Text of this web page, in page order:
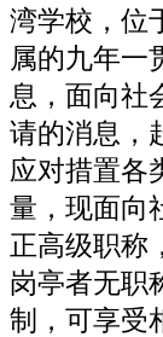
湾学校，位
属的九年一
息，面向社
请的消息，
应对措置各
量，现面向
正高级职称
岗亭者无职
制，可享受